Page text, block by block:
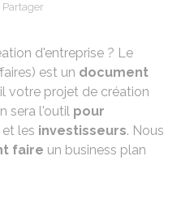
Partager
d'entreprise ? Le
est un document
votre projet de création
sera l'outil pour
et les investisseurs. Nous
faire un business plan